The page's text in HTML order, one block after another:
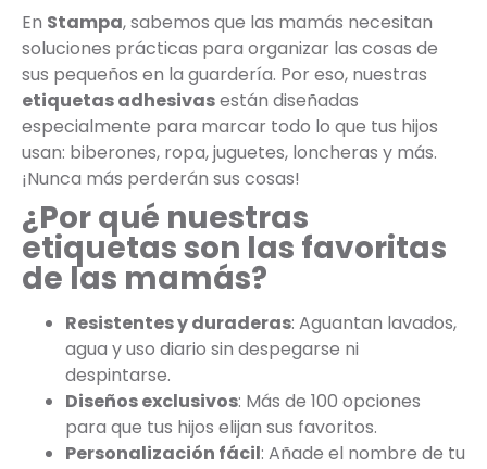
En Stampa, sabemos que las mamás necesitan
soluciones prácticas para organizar las cosas de
sus pequeños en la guardería. Por eso, nuestras
etiquetas adhesivasestán diseñadas
especialmente para marcar todo lo que tus hijos
usan: biberones, ropa, juguetes, loncheras y más.
¡Nunca más perderán sus cosas!
¿Por qué nuestras
etiquetas son las favoritas
de las mamás?
Resistentes y duraderas: Aguantan lavados,
agua y uso diario sin despegarse ni
despintarse.
Diseños exclusivos: Más de 100 opciones
para que tus hijos elijan sus favoritos.
Personalización fácil: Añade el nombre de tu